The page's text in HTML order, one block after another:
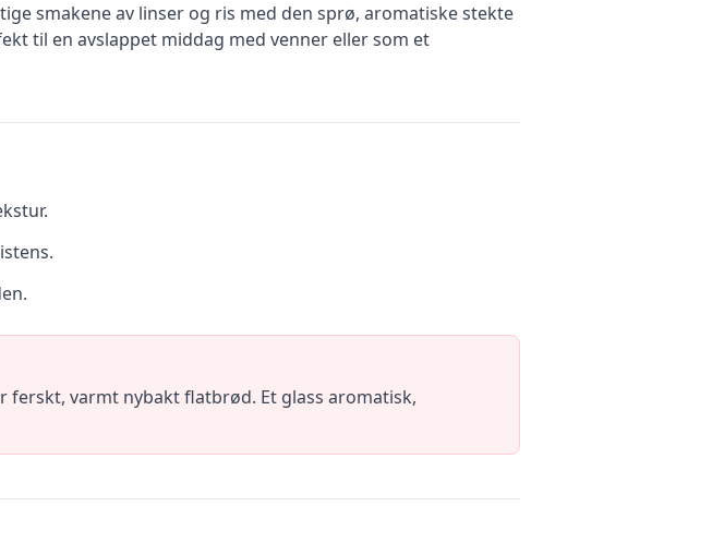
smakene av linser og ris med den sprø, aromatiske stekte
til en avslappet middag med venner eller som et
varmt nybakt flatbrød. Et glass aromatisk,